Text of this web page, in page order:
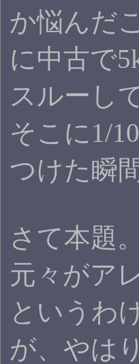
か悩んだ
に中古で
スルーし
そこに1/
つけた瞬
さて本題
元々がア
というわ
が、やは